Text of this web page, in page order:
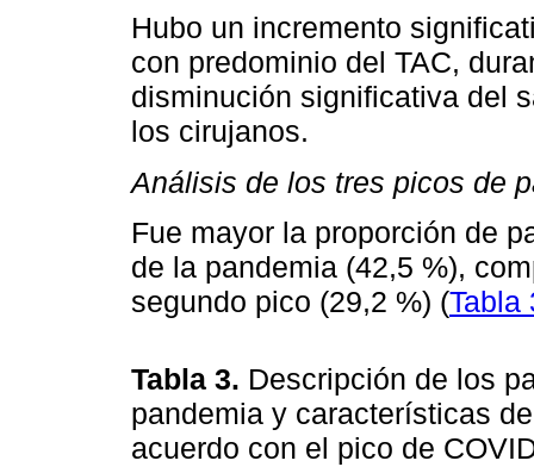
Hubo un incremento
con predominio del TAC,
disminución significativa del
los cirujanos.
Análisis de los tres picos de
Fue mayor la proporción de
de la pandemia (42,5 %),
segundo pico (29,2 %) (Tabla
Tabla 3. Descripción de los
pandemia y características
acuerdo con el pico de